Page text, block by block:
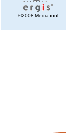
©2008 Mediapool